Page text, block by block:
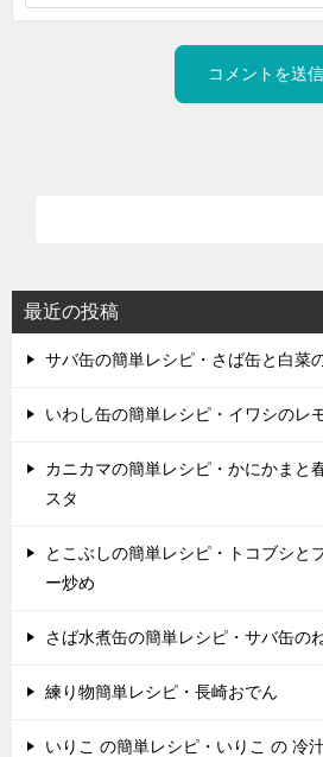
最近の投稿
サバ缶の簡単レシピ・さば缶と白菜
いわし缶の簡単レシピ・イワシのレ
カニカマの簡単レシピ・かにかまと
スタ
とこぶしの簡単レシピ・トコブシと
ー炒め
さば水煮缶の簡単レシピ・サバ缶の
練り物簡単レシピ・長崎おでん
いりこ の簡単レシピ・いりこ の 冷